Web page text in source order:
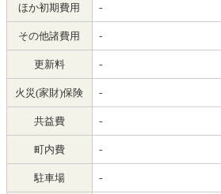
ほか初期費用 -
その他諸費用 -
更新料 -
火災(家財)保険 -
共益費 -
町内費 -
駐車場 -